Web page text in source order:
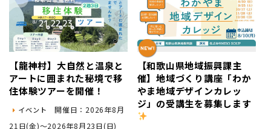
【龍神村】大自然と温泉と
アートに囲まれた秘境で移
住体験ツアーを開催！
イベント
開催日：2026年8月
21日(金)～2026年8月23日(日)
【和歌山県地域振興課主
催】地域づくり講座「わか
やま地域デザインカレッ
ジ」の受講生を募集します